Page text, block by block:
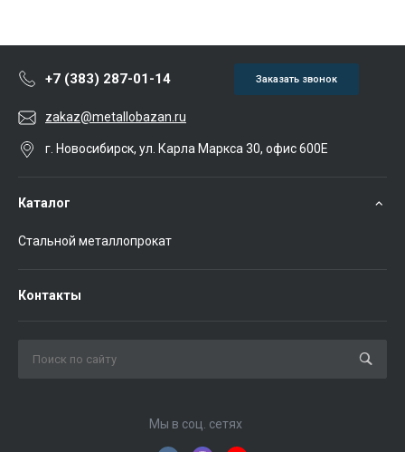
+7 (383) 287-01-14 Заказать звонок
zakaz@metallobazan.ru
г. Новосибирск, ул. Карла Маркса 30, офис 600Е
Каталог
Стальной металлопрокат
Контакты
Мы в соц. сетях